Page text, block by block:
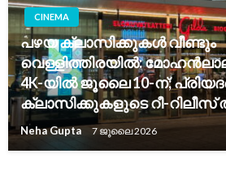
CINEMA
പഴയ ക്ലാസിക്കുകൾ വീണ്ടും
വെള്ളിത്തിരയിൽ:
4K-യിൽ ജൂലൈ 10-ന്;
ക്ലാസിക്കുകളുടെ റീ-റിലീസ്
Neha Gupta 7 ജൂലൈ 2026